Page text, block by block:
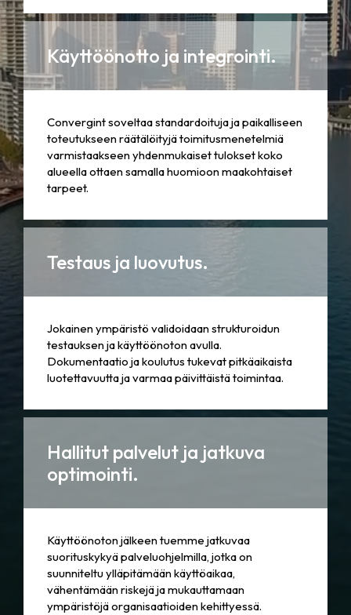
Käyttöönotto ja integrointi.
Convergint soveltaa standardoituja ja paikalliseen
toteutukseen räätälöityjä toimitusmenetelmiä
varmistaakseen yhdenmukaiset tulokset koko
alueella ottaen samalla huomioon maakohtaiset
tarpeet.
Testaus ja luovutus.
Jokainen ympäristö validoidaan strukturoidun
testauksen ja käyttöönoton avulla.
Dokumentaatio ja koulutus tukevat pitkäaikaista
luotettavuutta ja varmaa päivittäistä toimintaa.
Hallitut palvelut ja jatkuva
optimointi.
Käyttöönoton jälkeen tuemme jatkuvaa
suorituskykyä palveluohjelmilla, jotka on
suunniteltu ylläpitämään käyttöaikaa,
vähentämään riskejä ja mukauttamaan
ympäristöjä organisaatioiden kehittyessä.